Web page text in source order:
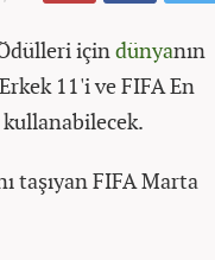
içindünyanın
11'i ve FIFA En
taşıyan FIFA Marta